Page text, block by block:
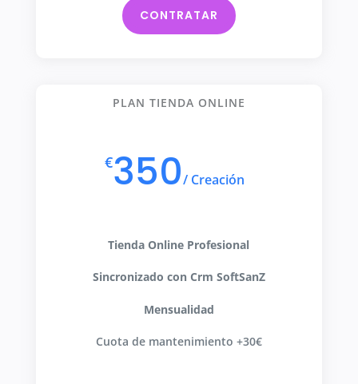
CONTRATAR
PLAN TIENDA ONLINE
€350/ Creación
Tienda Online Profesional
Sincronizado con Crm SoftSanZ
Mensualidad
Cuota de mantenimiento +30€